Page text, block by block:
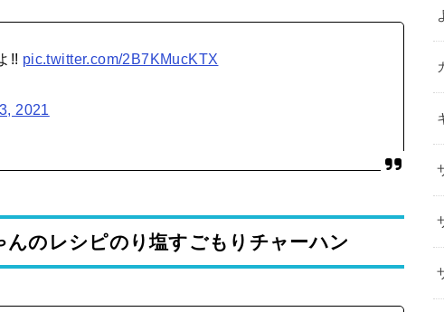
!! pic.twitter.com/2B7KMucKTX
2021
のレシピのり塩すごもりチャーハン